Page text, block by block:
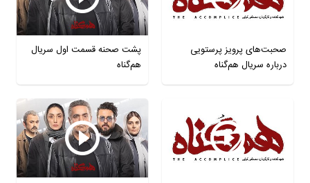
صحبت‌های پرویز پرستویی
درباره سریال هم‌گناه
پشت صحنه قسمت اول سریال
هم‌گناه